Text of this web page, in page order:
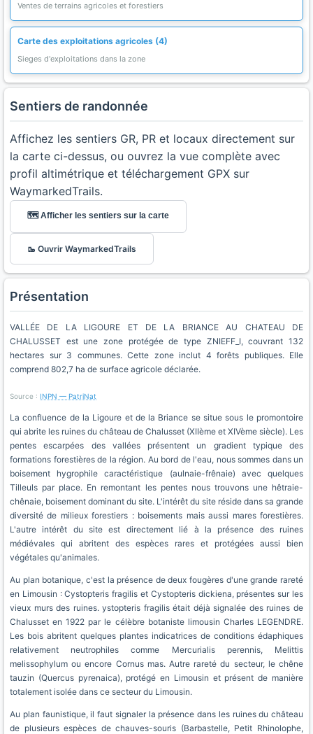
Ventes de terrains agricoles et forestiers
Carte des exploitations agricoles (4)
Sieges d'exploitations dans la zone
Sentiers de randonnée
Affichez les sentiers GR, PR et locaux directement sur
la carte ci-dessus, ou ouvrez la vue complète avec
profil altimétrique et téléchargement GPX sur
WaymarkedTrails.
🗺️ Afficher les sentiers sur la carte
🥾 Ouvrir WaymarkedTrails
Présentation
VALLÉE DE LA LIGOURE ET DE LA BRIANCE AU CHATEAU DE
CHALUSSET est une zone protégée de type ZNIEFF_I, couvrant 132
hectares sur 3 communes. Cette zone inclut 4 forêts publiques. Elle
comprend 802,7 ha de surface agricole déclarée.
Source : INPN — PatriNat
La confluence de la Ligoure et de la Briance se situe sous le promontoire
qui abrite les ruines du château de Chalusset (XIIème et XIVème siècle). Les
pentes escarpées des vallées présentent un gradient typique des
formations forestières de la région. Au bord de l'eau, nous sommes dans un
boisement hygrophile caractéristique (aulnaie-frênaie) avec quelques
Tilleuls par place. En remontant les pentes nous trouvons une hêtraie-
chênaie, boisement dominant du site. L'intérêt du site réside dans sa grande
diversité de milieux forestiers : boisements mais aussi mares forestières.
L'autre intérêt du site est directement lié à la présence des ruines
médiévales qui abritent des espèces rares et protégées aussi bien
végétales qu'animales.
Au plan botanique, c'est la présence de deux fougères d'une grande rareté
en Limousin : Cystopteris fragilis et Cystopteris dickiena, présentes sur les
vieux murs des ruines. ystopteris fragilis était déjà signalée des ruines de
Chalusset en 1922 par le célèbre botaniste limousin Charles LEGENDRE.
Les bois abritent quelques plantes indicatrices de conditions édaphiques
relativement neutrophiles comme Mercurialis perennis, Melittis
melissophylum ou encore Cornus mas. Autre rareté du secteur, le chêne
tauzin (Quercus pyrenaica), protégé en Limousin et présent de manière
totalement isolée dans ce secteur du Limousin.
Au plan faunistique, il faut signaler la présence dans les ruines du château
de plusieurs espèces de chauves-souris (Barbastelle, Petit Rhinolophe,